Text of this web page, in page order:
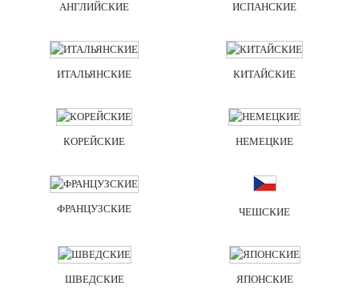
АНГЛИЙСКИЕ ИСПАНСКИЕ
ИТАЛЬЯНСКИЕ КИТАЙСКИЕ
КОРЕЙСКИЕ НЕМЕЦКИЕ
ФРАНЦУЗСКИЕ ЧЕШСКИЕ
ШВЕДСКИЕ ЯПОНСКИЕ